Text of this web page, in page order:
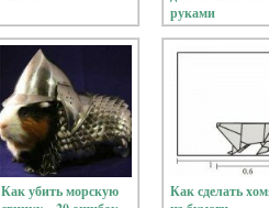
руками
Как убить морскую
Как сделать